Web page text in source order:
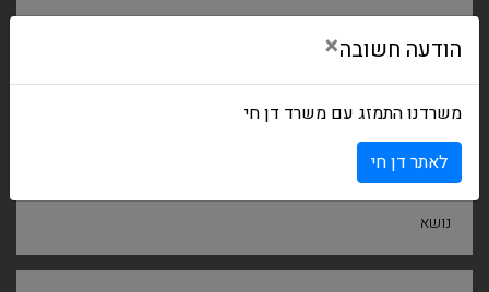
דואר אלקטרוני
נושא
הודעה חשובה×
משרדנו התמזג עם משרד דן חי
לאתר דן חי